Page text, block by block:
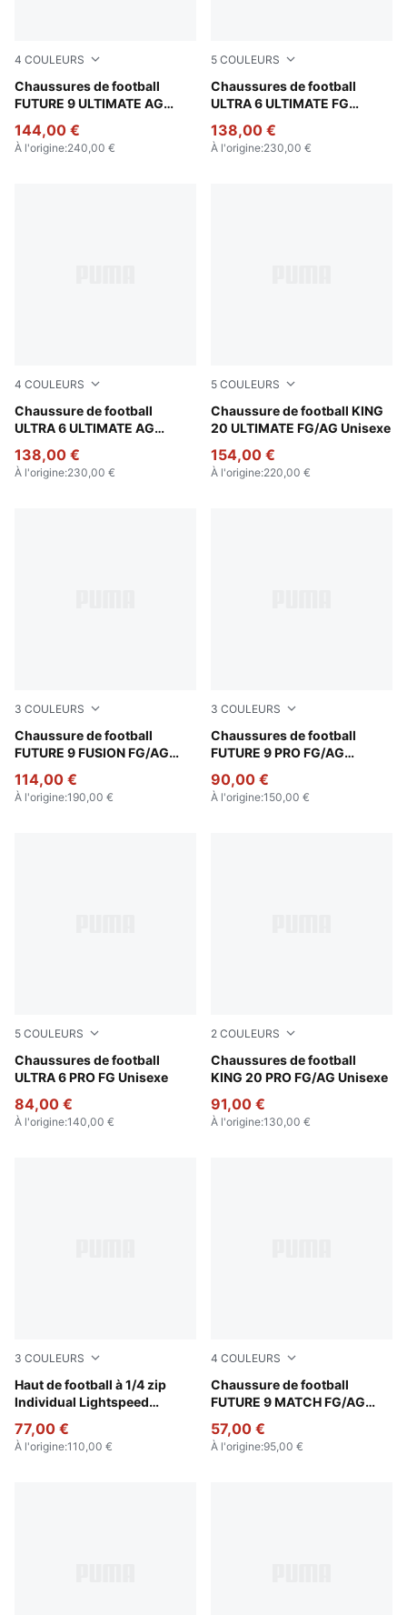
4 COULEURS
Chaussures de football
FUTURE 9 ULTIMATE AG
Poison Pink-Sun Stream-Bright Aqua-PUMA White
144,00 €
À l'origine:240,00 €
5 COULEURS
Chaussures de football
ULTRA 6 ULTIMATE FG
Poison Pink-PUMA White-
138,00 €
À l'origine:230,00 €
4 COULEURS
Chaussure de football
ULTRA 6 ULTIMATE AG
Poison Pink-PUMA White-Sun Stream-Bright Aqua-
138,00 €
À l'origine:230,00 €
5 COULEURS
Chaussure de football KING
20 ULTIMATE FG/AG Unisexe
PUMA White-Poison Pink-
154,00 €
À l'origine:220,00 €
3 COULEURS
Chaussure de football
FUTURE 9 FUSION FG/AG
Poison Pink-Sun Stream-Bright Aqua-PUMA White
114,00 €
À l'origine:190,00 €
3 COULEURS
Chaussures de football
FUTURE 9 PRO FG/AG
Poison Pink-Sun Stream-
90,00 €
À l'origine:150,00 €
5 COULEURS
Chaussures de football
ULTRA 6 PRO FG Unisexe
Poison Pink-PUMA White-Sun Stream-Bright Aqua-
84,00 €
À l'origine:140,00 €
2 COULEURS
Chaussures de football
KING 20 PRO FG/AG Unisexe
PUMA White-Poison Pink-
91,00 €
À l'origine:130,00 €
3 COULEURS
Haut de football à 1/4 zip
Individual Lightspeed
Poison Pink-PUMA Black
77,00 €
À l'origine:110,00 €
4 COULEURS
Chaussure de football
FUTURE 9 MATCH FG/AG
Poison Pink-Sun Stream-
57,00 €
À l'origine:95,00 €